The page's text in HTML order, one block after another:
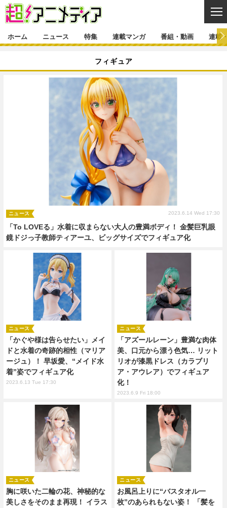
ニュース一覧 アニメ
ゲーム・アプリ
音楽
グッズ
コスプレ
新帝スタ
特集一覧
レポート
ラキりす
連載マンガ一覧 連載一覧
番組・動画一覧
動画
連載・ブログ一覧 コラム
編集部ブログ・お知らせ
ホーム ニュース 特集 連載マンガ 番組・動画 連載
フィギュア
「To LOVEる」水着に収まらない大人の豊満ボディ！ 金髪巨乳眼
鏡ドジっ子教師ティアーユ、ビッグサイズでフィギュア化
ニュース 2023.6.14 Wed 17:30
「かぐや様は告らせたい」メイ
ドと水着の奇跡的相性（マリア
ージュ）！ 早坂愛、“メイド水
着”姿でフィギュア化
ニュース
2023.6.13 Tue 17:30
「アズールレーン」豊満な肉体
美、口元から漂う色気… リット
リオが漆黒ドレス（カラブリ
ア・アウレア）でフィギュア
化！
ニュース
2023.6.9 Fri 18:00
胸に咲いた二輪の花、神秘的な
美しさをそのまま再現！ イラス
ニュース
お風呂上りに“バスタオル一
枚”のあられもない姿！ 「髪を
ニュース